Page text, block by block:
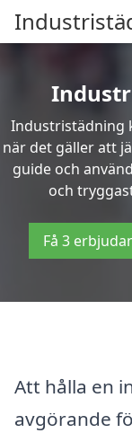
Industristädning
när det gäller att
guide och
och
Få 3
Att hålla en
avgörande